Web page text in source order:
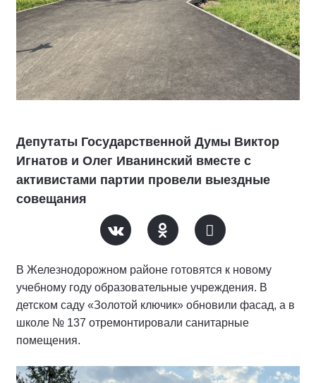
Депутаты Государственной Думы Виктор
Игнатов и Олег Иванинский вместе с
активистами партии провели выездные
совещания
В Железнодорожном районе готовятся к новому
учебному году образовательные учреждения. В
детском саду «Золотой ключик» обновили фасад, а в
школе № 137 отремонтировали санитарные
помещения.